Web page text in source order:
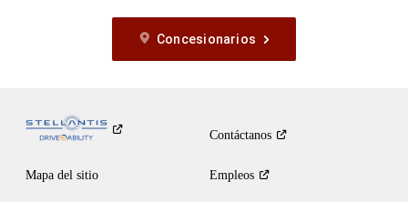
Concesionarios
Contáctanos
Mapa del sitio Empleos